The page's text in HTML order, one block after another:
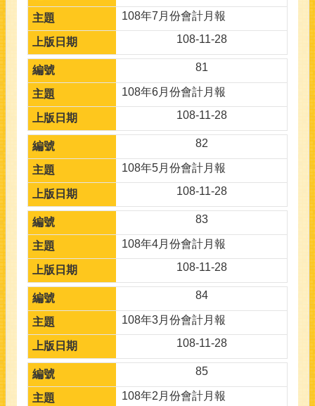
108年7月份會計月報
108-11-28
81
108年6月份會計月報
108-11-28
82
108年5月份會計月報
108-11-28
83
108年4月份會計月報
108-11-28
84
108年3月份會計月報
108-11-28
85
108年2月份會計月報